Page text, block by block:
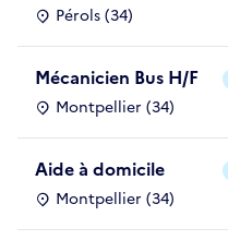
Pérols (34)
Mécanicien Bus H/F
Montpellier (34)
Aide à domicile
Montpellier (34)